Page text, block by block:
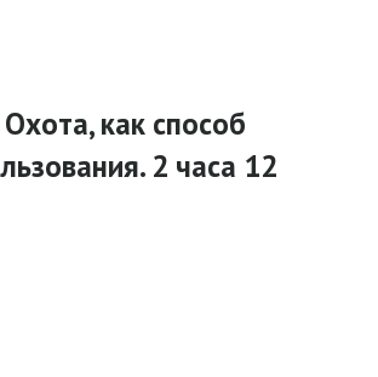
как способ
2 часа 12